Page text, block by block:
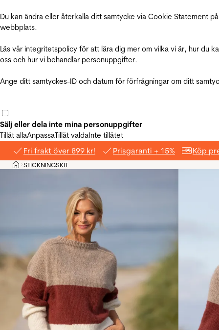
Du kan ändra eller återkalla ditt samtycke via Cookie Statement
webbplats.
Läs vår integritetspolicy för att lära dig mer om vilka vi är, hur du
oss och hur vi behandlar personuppgifter.
Ange ditt samtyckes-ID och datum för förfrågningar om ditt
Sälj eller dela inte mina personuppgifter
Tillåt allaAnpassaTillåt valdaInte tillåtet
Fri frakt över 899 kr! Prisgaranti + 15% Köp
Hem
>STICKNINGSKIT